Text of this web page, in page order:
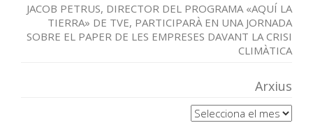
JACOB PETRUS, DIRECTOR DEL PROGRAMA «AQUÍ LA
TIERRA» DE TVE, PARTICIPARÀ EN UNA JORNADA
SOBRE EL PAPER DE LES EMPRESES DAVANT LA CRISI
CLIMÀTICA
Arxius
Arxius